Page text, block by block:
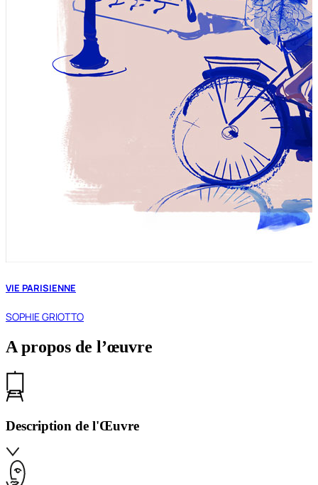
VIE PARISIENNE
SOPHIE GRIOTTO
A propos de l’œuvre
Description de l'Œuvre